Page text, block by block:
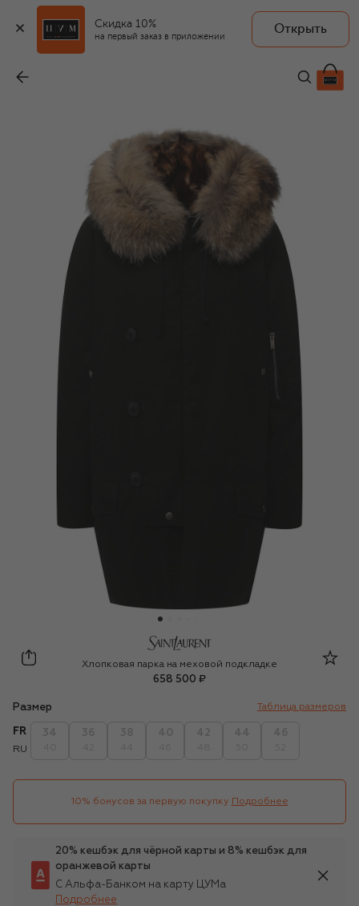
Скидка 10%
на первый заказ в приложении
Открыть
658 500 ₽
Saint Laurent
Хлопковая парка на меховой подкладке
658 500 ₽
Размер Таблица размеров
FR
RU
10% бонусов за первую покупку Подробнее
20% кешбэк для чёрной карты и 8% кешбэк для
оранжевой карты
С Альфа-Банком на карту ЦУМа
Подробнее